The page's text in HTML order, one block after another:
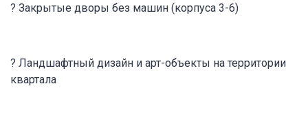
? Закрытые дворы без машин (корпуса 3-6)
? Ландшафтный дизайн и арт-объекты на территории
квартала